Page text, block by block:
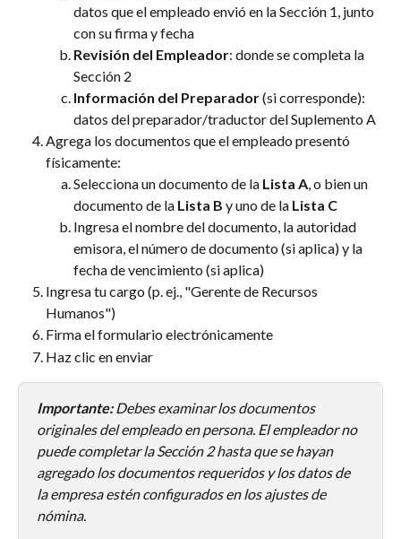
datos que el empleado envió en la Sección 1, junto
con su firma y fecha
Revisión del Empleador: donde se completa la
Sección 2
Información del Preparador (si corresponde):
datos del preparador/traductor del Suplemento A
Agrega los documentos que el empleado presentó
físicamente:
Selecciona un documento de la Lista A, o bien un
documento de la Lista B y uno de la Lista C
Ingresa el nombre del documento, la autoridad
emisora, el número de documento (si aplica) y la
fecha de vencimiento (si aplica)
Ingresa tu cargo (p. ej., "Gerente de Recursos
Humanos")
Firma el formulario electrónicamente
Haz clic en enviar
Importante: Debes examinar los documentos
originales del empleado en persona. El empleador no
puede completar la Sección 2 hasta que se hayan
agregado los documentos requeridos y los datos de
la empresa estén configurados en los ajustes de
nómina.